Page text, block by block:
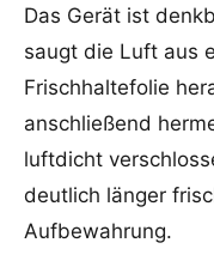
Das Gerät ist
saugt die Luft aus
Frischhaltefolie
anschließend
luftdicht
deutlich länger
Aufbewahrung.